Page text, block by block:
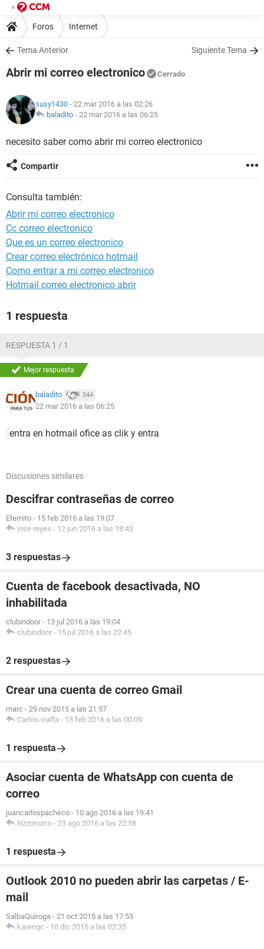
Foros Internet
Tema Anterior Siguiente Tema
Abrir mi correo electronico Cerrado
susy1430 - 22 mar 2016 a las 02:26
baladito - 22 mar 2016 a las 06:25
necesito saber como abrir mi correo electronico
Compartir
Consulta también:
Abrir mi correo electronico
Cc correo electronico
Que es un correo electronico
Crear correo electrónico hotmail
Como entrar a mi correo electronico
Hotmail correo electronico abrir
1 respuesta
RESPUESTA 1 / 1
Mejor respuesta
baladito 344
22 mar 2016 a las 06:25
entra en hotmail ofice as clik y entra
Discusiones similares
Descifrar contraseñas de correo
Eternito - 15 feb 2016 a las 19:07
jose reyes - 12 jun 2016 a las 18:43
3 respuestas
Cuenta de facebook desactivada, NO
inhabilitada
clubindoor - 13 jul 2016 a las 19:04
clubindoor - 15 jul 2016 a las 22:45
2 respuestas
Crear una cuenta de correo Gmail
marc - 29 nov 2015 a las 21:57
Carlos-vialfa - 13 feb 2016 a las 00:09
1 respuesta
Asociar cuenta de WhatsApp con cuenta de
correo
juancarlospacheco - 10 ago 2016 a las 19:41
liizzorozco - 23 ago 2016 a las 22:58
1 respuesta
Outlook 2010 no pueden abrir las carpetas / E-
mail
SalbaQuiroga - 21 oct 2015 a las 17:53
karengc - 10 dic 2015 a las 02:35